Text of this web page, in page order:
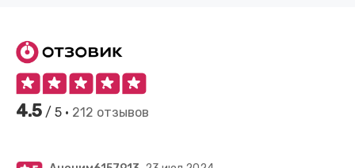
4.5 / 5 • 212 отзывов